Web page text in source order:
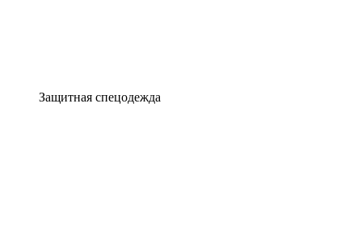
Защитная спецодежда